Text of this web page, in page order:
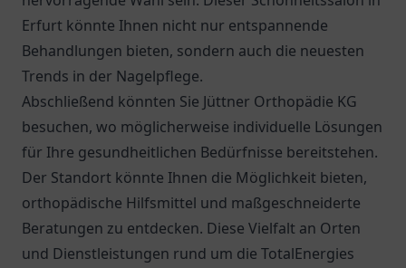
Erfurt könnte Ihnen nicht nur entspannende
Behandlungen bieten, sondern auch die neuesten
Trends in der Nagelpflege.
Abschließend könnten Sie Jüttner Orthopädie KG
besuchen, wo möglicherweise individuelle Lösungen
für Ihre gesundheitlichen Bedürfnisse bereitstehen.
Der Standort könnte Ihnen die Möglichkeit bieten,
orthopädische Hilfsmittel und maßgeschneiderte
Beratungen zu entdecken. Diese Vielfalt an Orten
und Dienstleistungen rund um die TotalEnergies